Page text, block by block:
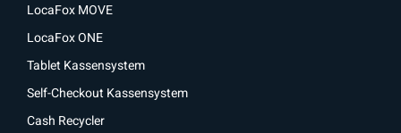
LocaFox MOVE
LocaFox ONE
Tablet Kassensystem
Self-Checkout Kassensystem
Cash Recycler